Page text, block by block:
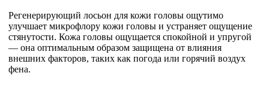
Регенерирующий лосьон для кожи головы ощутимо
улучшает микрофлору кожи головы и устраняет ощущение
стянутости. Кожа головы ощущается спокойной и упругой
— она оптимальным образом защищена от влияния
внешних факторов, таких как погода или горячий воздух
фена.